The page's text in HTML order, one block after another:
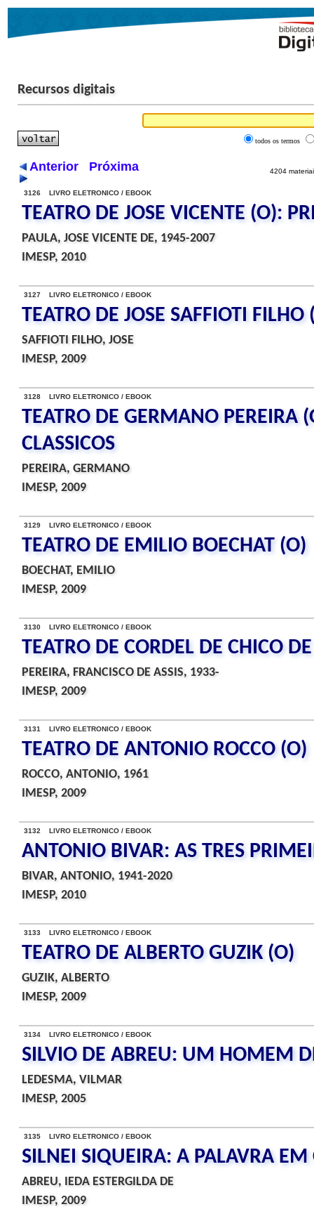
Recursos digitais
todos os termos
Anterior Próxima 4204
3126 LIVRO ELETRONICO / EBOOK
TEATRO DE JOSE VICENTE (O):
PAULA, JOSE VICENTE DE, 1945-2007
IMESP, 2010
3127 LIVRO ELETRONICO / EBOOK
TEATRO DE JOSE SAFFIOTI FILHO
SAFFIOTI FILHO, JOSE
IMESP, 2009
3128 LIVRO ELETRONICO / EBOOK
TEATRO DE GERMANO PEREIRA
CLASSICOS
PEREIRA, GERMANO
IMESP, 2009
3129 LIVRO ELETRONICO / EBOOK
TEATRO DE EMILIO BOECHAT (O)
BOECHAT, EMILIO
IMESP, 2009
3130 LIVRO ELETRONICO / EBOOK
TEATRO DE CORDEL DE CHICO
PEREIRA, FRANCISCO DE ASSIS, 1933-
IMESP, 2009
3131 LIVRO ELETRONICO / EBOOK
TEATRO DE ANTONIO ROCCO (O)
ROCCO, ANTONIO, 1961
IMESP, 2009
3132 LIVRO ELETRONICO / EBOOK
ANTONIO BIVAR: AS TRES
BIVAR, ANTONIO, 1941-2020
IMESP, 2010
3133 LIVRO ELETRONICO / EBOOK
TEATRO DE ALBERTO GUZIK (O)
GUZIK, ALBERTO
IMESP, 2009
3134 LIVRO ELETRONICO / EBOOK
SILVIO DE ABREU: UM HOMEM
LEDESMA, VILMAR
IMESP, 2005
3135 LIVRO ELETRONICO / EBOOK
SILNEI SIQUEIRA: A PALAVRA EM
ABREU, IEDA ESTERGILDA DE
IMESP, 2009